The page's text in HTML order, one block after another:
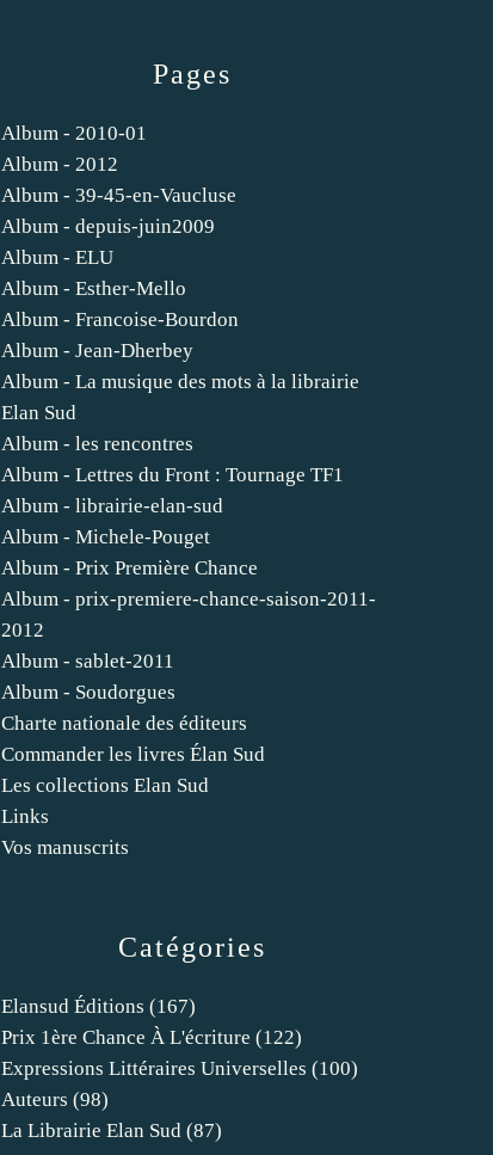
Catégories
Elansud Éditions (167)
Prix 1ère Chance À L'écriture (122)
Expressions Littéraires Universelles (100)
Auteurs (98)
La Librairie Elan Sud (87)
Pages
Album - 2010-01
Album - 2012
Album - 39-45-en-Vaucluse
Album - depuis-juin2009
Album - ELU
Album - Esther-Mello
Album - Francoise-Bourdon
Album - Jean-Dherbey
Album - La musique des mots à la librairie
Elan Sud
Album - les rencontres
Album - Lettres du Front : Tournage TF1
Album - librairie-elan-sud
Album - Michele-Pouget
Album - Prix Première Chance
Album - prix-premiere-chance-saison-2011-
2012
Album - sablet-2011
Album - Soudorgues
Charte nationale des éditeurs
Commander les livres Élan Sud
Les collections Elan Sud
Links
Vos manuscrits